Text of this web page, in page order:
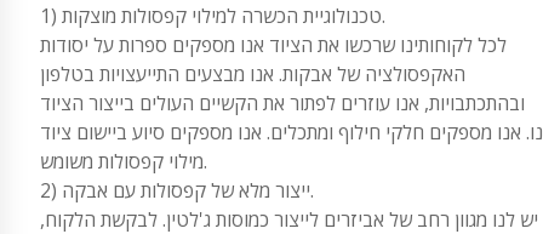
1) טכנולוגיית הכשרה למילוי קפסולות מוצקות.
לכל לקוחותינו שרכשו את הציוד אנו מספקים ספרות על יסודות
האקפסולציה של אבקות. אנו מבצעים התייעצויות בטלפון
ובהתכתבויות, אנו עוזרים לפתור את הקשיים העולים בייצור הציוד
אנו מספקים חלקי חילוף ומתכלים. אנו מספקים סיוע ביישום ציוד
מילוי קפסולות משומש.
2) ייצור מלא של קפסולות עם אבקה.
יש לנו מגוון רחב של אביזרים לייצור כמוסות ג'לטין. לבקשת הלקוח,